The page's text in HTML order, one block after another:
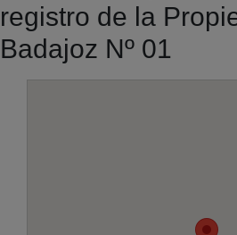
registro de la
Badajoz Nº 01